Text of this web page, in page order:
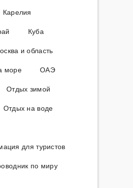
Карелия
Куба
и область
море
ОАЭ
Отдых зимой
Отдых на воде
для туристов
по миру